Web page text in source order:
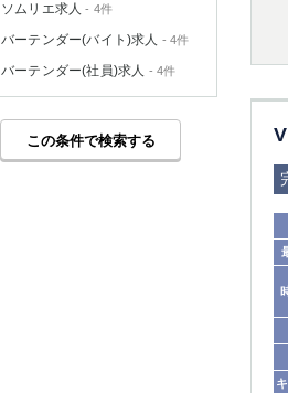
ソムリエ求人 - 4件
バーテンダー(バイト)求人 - 4件
バーテンダー(社員)求人 - 4件
この条件で検索する